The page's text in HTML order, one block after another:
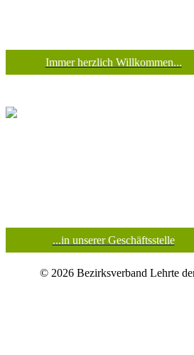
Immer herzlich Willkommen...
...in unserer Geschäftsstelle
© 2026 Bezirksverband Lehrte